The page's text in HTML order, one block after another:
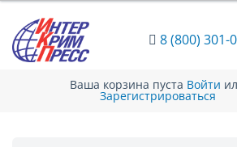
8 (800) 301-
Ваша корзина пуста Войти
Зарегистрироваться